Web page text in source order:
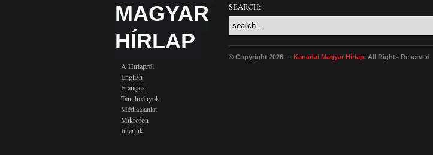
MAGYAR
HÍRLAP
A Hírlapról
English
Français
Tanulmányok
Médiaajánlat
Mikrofon
Interjúk
SEARCH:
© Copyright 2026 — Kanadai Magyar Hírlap. All Rights Reserved